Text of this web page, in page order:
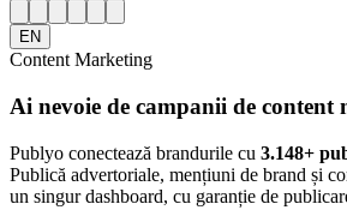
EN
Content Marketing
Ai nevoie de campanii de content
Publyo conectează brandurile cu 3.148+
Publică advertoriale, mențiuni de brand și
un singur dashboard, cu garanție de